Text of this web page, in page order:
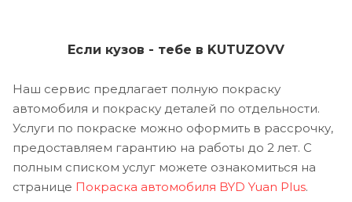
Если кузов - тебе в KUTUZOVV
Наш сервис предлагает полную покраску
автомобиля и покраску деталей по отдельности.
Услуги по покраске можно оформить в рассрочку,
предоставляем гарантию на работы до 2 лет. С
полным списком услуг можете ознакомиться на
странице Покраска автомобиля BYD Yuan Plus.